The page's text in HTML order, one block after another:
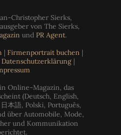
Christopher Sierks,
von The Sierks,
und PR Agent.
| Firmenportrait buchen |
Datenschutzerklärung|
Online-Magazin, das
(Deutsch, English,
本語, Polski, Português,
über Automobile, Mode,
und Kommunikation